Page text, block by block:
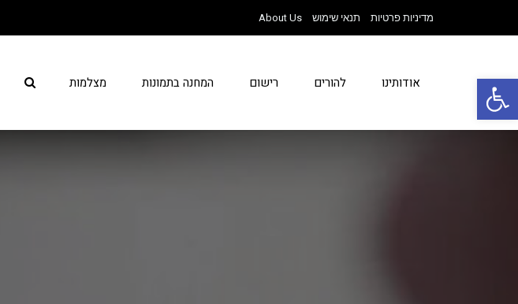
פתח סרגל נגישות
מדיניות פרטיות תנאי שימוש
About Us
אודותינו להורים רישום המחנה בתמונות מצלמות